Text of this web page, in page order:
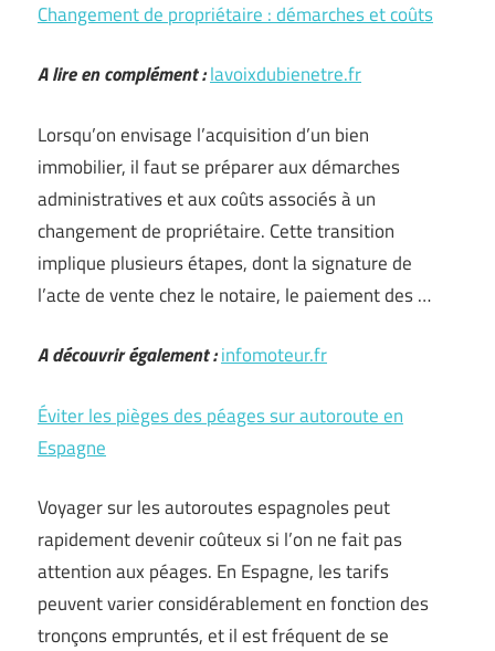
Changement de propriétaire : démarches et coûts
A lire en complément :lavoixdubienetre.fr
Lorsqu’on envisage l’acquisition d’un bien
immobilier, il faut se préparer aux démarches
administratives et aux coûts associés à un
changement de propriétaire. Cette transition
implique plusieurs étapes, dont la signature de
l’acte de vente chez le notaire, le paiement des …
A découvrir également :infomoteur.fr
Éviter les pièges des péages sur autoroute en
Espagne
Voyager sur les autoroutes espagnoles peut
rapidement devenir coûteux si l’on ne fait pas
attention aux péages. En Espagne, les tarifs
peuvent varier considérablement en fonction des
tronçons empruntés, et il est fréquent de se